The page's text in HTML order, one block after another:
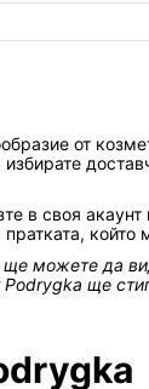
от
в своя
можете да
ще